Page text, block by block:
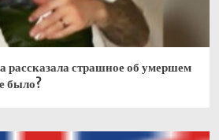
рассказала страшное об умершем
было?